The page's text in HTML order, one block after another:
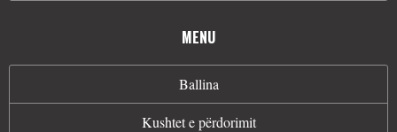
MENU
Ballina
Kushtet e përdorimit